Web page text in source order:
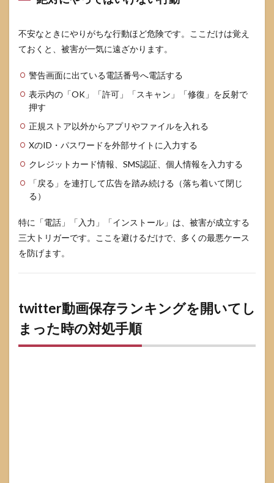
不安なときにやりがちな行動ほど危険です。ここだけは覚え
ておくと、被害が一気に遠ざかります。
警告画面に出ている電話番号へ電話する
表示内の「OK」「許可」「スキャン」「修復」を反射で
押す
正規ストア以外からアプリやファイルを入れる
XのID・パスワードを外部サイトに入力する
クレジットカード情報、SMS認証、個人情報を入力する
「戻る」を連打して広告を踏み続ける（落ち着いて閉じ
る）
特に「電話」「入力」「インストール」は、被害が成立する
三大トリガーです。ここを避けるだけで、多くの最悪ケース
を防げます。
twitter動画保存ランキングを開いてし
まった時の対処手順